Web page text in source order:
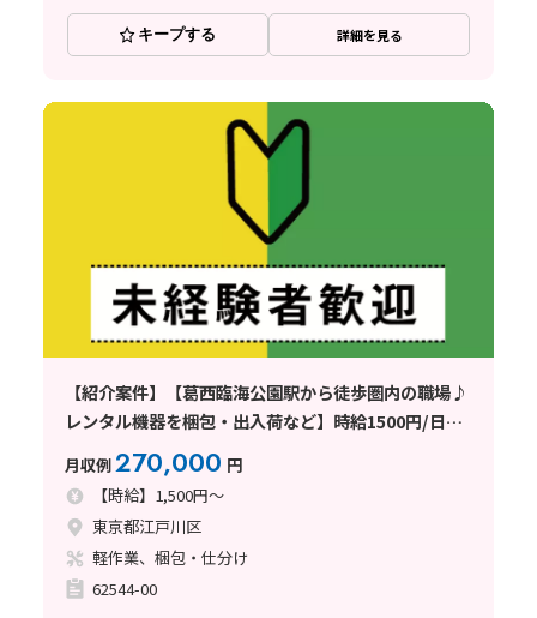
キープする 詳細を見る
【紹介案件】【葛西臨海公園駅から徒歩圏内の職場♪
レンタル機器を梱包・出入荷など】時給1500円/日勤
専属/東京都江戸川区臨海町/土日休み/未経験歓迎/基
本残業なし/男性多数活躍中！
月収例270,000 円
【時給】1,500円～
東京都江戸川区
軽作業、梱包・仕分け
62544-00